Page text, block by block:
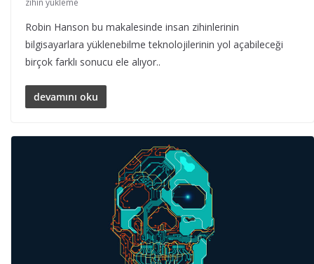
Robin Hanson bu makalesinde insan zihinlerinin
bilgisayarlara yüklenebilme teknolojilerinin yol açabileceği
birçok farklı sonucu ele alıyor..
devamını oku